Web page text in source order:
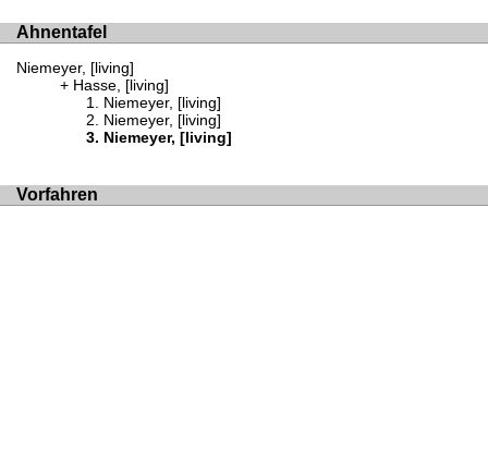
Ahnentafel
Niemeyer, [living]
Hasse, [living]
Niemeyer, [living]
Niemeyer, [living]
Niemeyer, [living]
Vorfahren